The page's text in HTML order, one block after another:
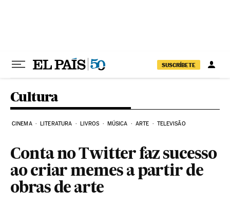
SUSCRÍBETE
Cultura
CINEMA LITERATURA LIVROS MÚSICA ARTE TELEVISÃO
Conta no Twitter faz sucesso
ao criar memes a partir de
obras de arte